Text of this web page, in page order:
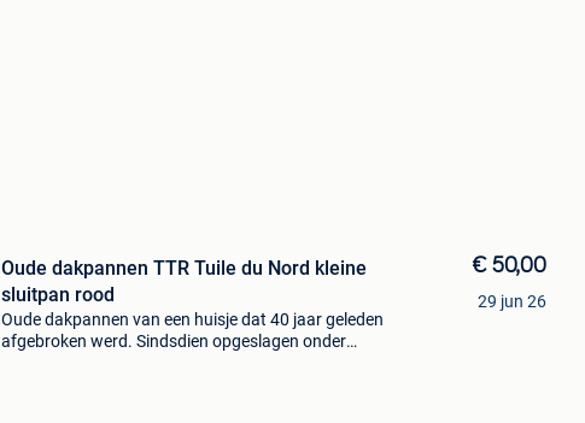
Oude dakpannen TTR Tuile du Nord kleine
sluitpan rood
Oude dakpannen van een huisje dat 40 jaar geleden
afgebroken werd. Sindsdien opgeslagen onder
€ 50,00
29 jun 26